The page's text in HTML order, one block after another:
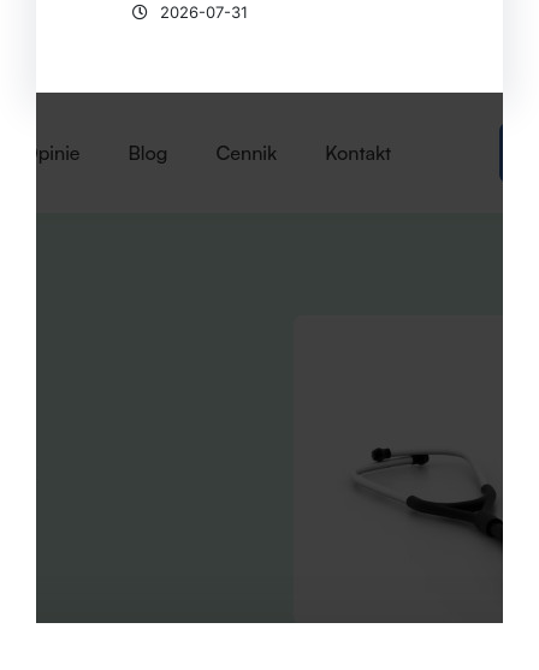
2026-07-31